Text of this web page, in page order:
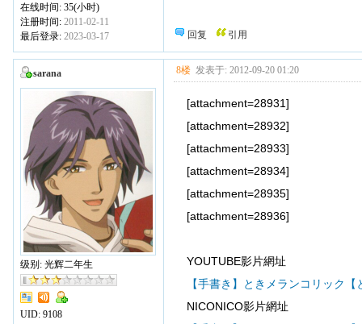
在线时间: 35(小时)
注册时间: 2011-02-11
最后登录: 2023-03-17 回复 引用
sarana
级别: 光辉二年生
UID: 9108
8楼 发表于: 2012-09-20 01:20
[attachment=28931]
[attachment=28932]
[attachment=28933]
[attachment=28934]
[attachment=28935]
[attachment=28936]
YOUTUBE影片網址
【手書き】ときメランコリック
NICONICO影片網址